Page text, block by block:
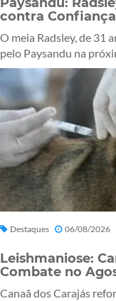
contra Confiança
O meia Radsley, de 31
pelo Paysandu na
Destaques 06/08/2026
Leishmaniose:
Combate no
Canaã dos Carajás